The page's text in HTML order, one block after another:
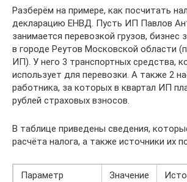
Разберём на примере, как посчитать
декларацию ЕНВД. Пусть ИП Павлов
занимается перевозкой грузов, бизнес
в городе Реутов Московской области
ИП). У него 3 транспортных средства,
использует для перевозки. А также 2
работника, за которых в квартал ИП
рублей страховых взносов.
В таблице приведены сведения,
расчёта налога, а также источники их
Параметр Значение